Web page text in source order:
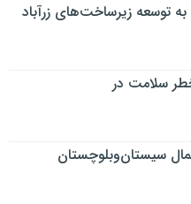
توسعه زیرساخت‌های زرآباد
سلامت در
سیستان‌وبلوچستان